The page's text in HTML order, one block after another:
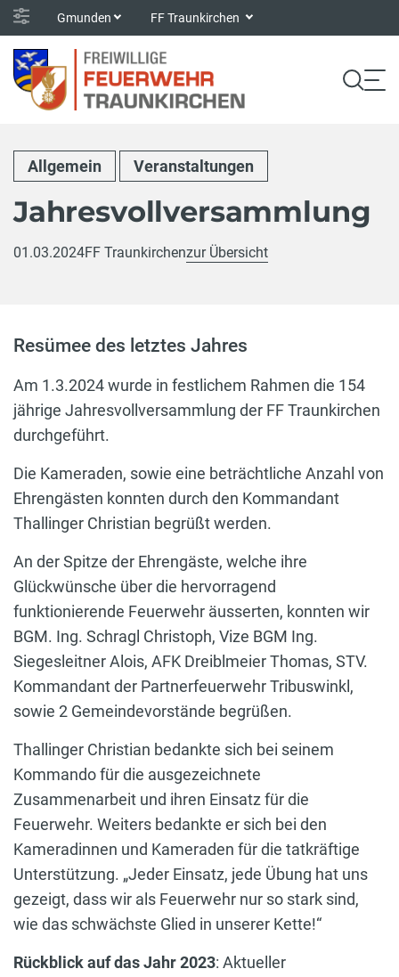
Gmunden FF Traunkirchen
Allgemein Veranstaltungen
Jahresvollversammlung
01.03.2024FF Traunkirchenzur Übersicht
Resümee des letztes Jahres
Am 1.3.2024 wurde in festlichem Rahmen die 154
jährige Jahresvollversammlung der FF Traunkirchen
durchgeführt.
Die Kameraden, sowie eine beträchtliche Anzahl von
Ehrengästen konnten durch den Kommandant
Thallinger Christian begrüßt werden.
An der Spitze der Ehrengäste, welche ihre
Glückwünsche über die hervorragend
funktionierende Feuerwehr äusserten, konnten wir
BGM. Ing. Schragl Christoph, Vize BGM Ing.
Siegesleitner Alois, AFK Dreiblmeier Thomas, STV.
Kommandant der Partnerfeuerwehr Tribuswinkl,
sowie 2 Gemeindevorstände begrüßen.
Thallinger Christian bedankte sich bei seinem
Kommando für die ausgezeichnete
Zusammenarbeit und ihren Einsatz für die
Feuerwehr. Weiters bedankte er sich bei den
Kameradinnen und Kameraden für die tatkräftige
Unterstützung. „Jeder Einsatz, jede Übung hat uns
gezeigt, dass wir als Feuerwehr nur so stark sind,
wie das schwächste Glied in unserer Kette!“
Rückblick auf das Jahr 2023: Aktueller